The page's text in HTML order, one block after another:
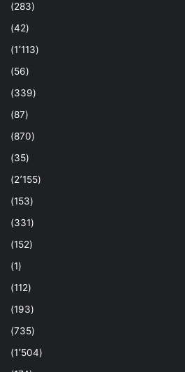
(283)
(42)
(1٬113)
(56)
(339)
(87)
(870)
(35)
(2٬155)
(153)
(331)
(152)
(1)
(112)
(193)
(735)
(1٬504)